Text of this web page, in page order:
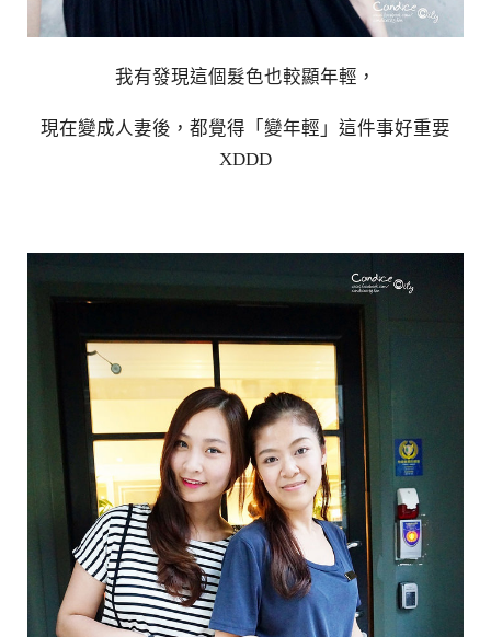
我有發現這個髮色也較顯年輕，
現在變成人妻後，都覺得「變年輕」這件事好重要
XDDD